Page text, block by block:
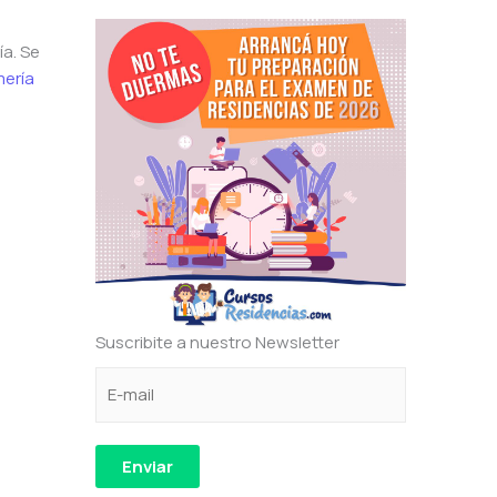
Se
Suscribite a nuestro Newsletter
t
e
e
Enviar